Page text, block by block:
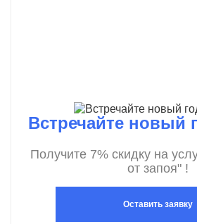
Встречайте новый
Получите 7% скидку на
от запоя" !
Оставить заявку